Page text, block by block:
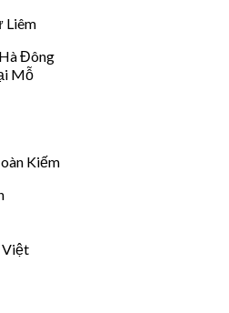
Liêm
Đông
Mỗ
Kiếm
Việt